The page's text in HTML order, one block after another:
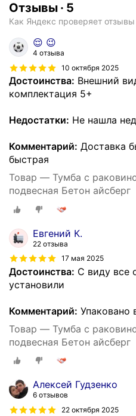
Отзывы · 5
Как Яндекс проверяет отзывы
😌 😉
4 отзыва
10 октября 2025
Достоинства: Внешний
комплектация 5+
Недостатки: Не нашла
Комментарий: Доставка
быстрая
Товар — Тумба с
подвесная Бетон айсберг
Евгений К.
22 отзыва
17 мая 2025
Достоинства: С виду все
установили
Комментарий: Упаковано
Товар — Тумба с
подвесная Бетон айсберг
Алексей Гудзенко
6 отзывов
22 октября 2025